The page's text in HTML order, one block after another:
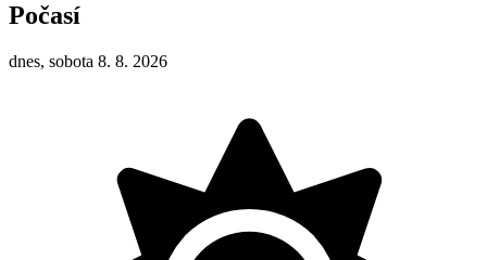
Počasí
dnes, sobota 8. 8. 2026